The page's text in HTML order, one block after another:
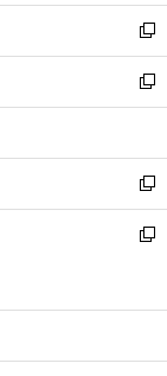
開
く
ン
ド
ウ
で
開
ウ
ィ
ン
ド
ウ
開
く
し
い
ウ
ィ
ン
ウ
で
開
く
新
し
い
ウ
ン
ド
ウ
で
新
し
ウ
ィ
ン
ド
開
新
し
い
ン
ウ
新
ウ
ン